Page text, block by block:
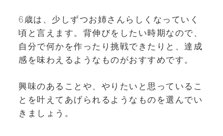
6歳は、少しずつお姉さんらしくなっていく
頃と言えます。背伸びをしたい時期なので、
自分で何かを作ったり挑戦できたりと、達成
感を味わえるようなものがおすすめです。
興味のあることや、やりたいと思っているこ
とを叶えてあげられるようなものを選んでい
きましょう。